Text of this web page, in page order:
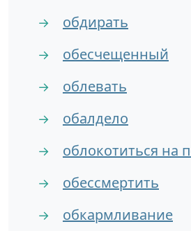
→ обдирать
→ обесчещенный
→ облевать
→ обалдело
→ облокотиться на
→ обессмертить
→ обкармливание